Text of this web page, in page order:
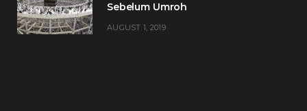
Sebelum Umroh
AUGUST 1, 2019